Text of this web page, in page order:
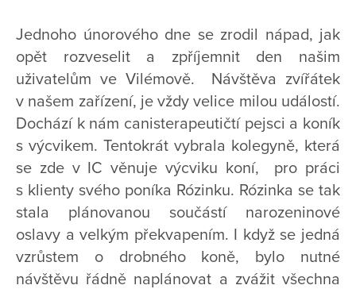
Jednoho únorového dne se zrodil nápad, jak
opět rozveselit a zpříjemnit den našim
uživatelům ve Vilémově. Návštěva zvířátek
v našem zařízení, je vždy velice milou událostí.
Dochází k nám canisterapeutičtí pejsci a koník
s výcvikem. Tentokrát vybrala kolegyně, která
se zde v IC věnuje výcviku koní, pro práci
s klienty svého poníka Rózinku. Rózinka se tak
stala plánovanou součástí narozeninové
oslavy a velkým překvapením. I když se jedná
vzrůstem o drobného koně, bylo nutné
návštěvu řádně naplánovat a zvážit všechna